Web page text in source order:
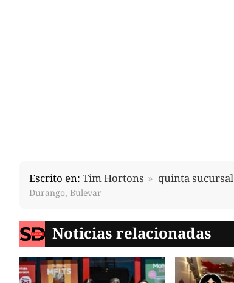
Escrito en: Tim Hortons quinta sucursal
Durango, Bulevar
Noticias relacionadas